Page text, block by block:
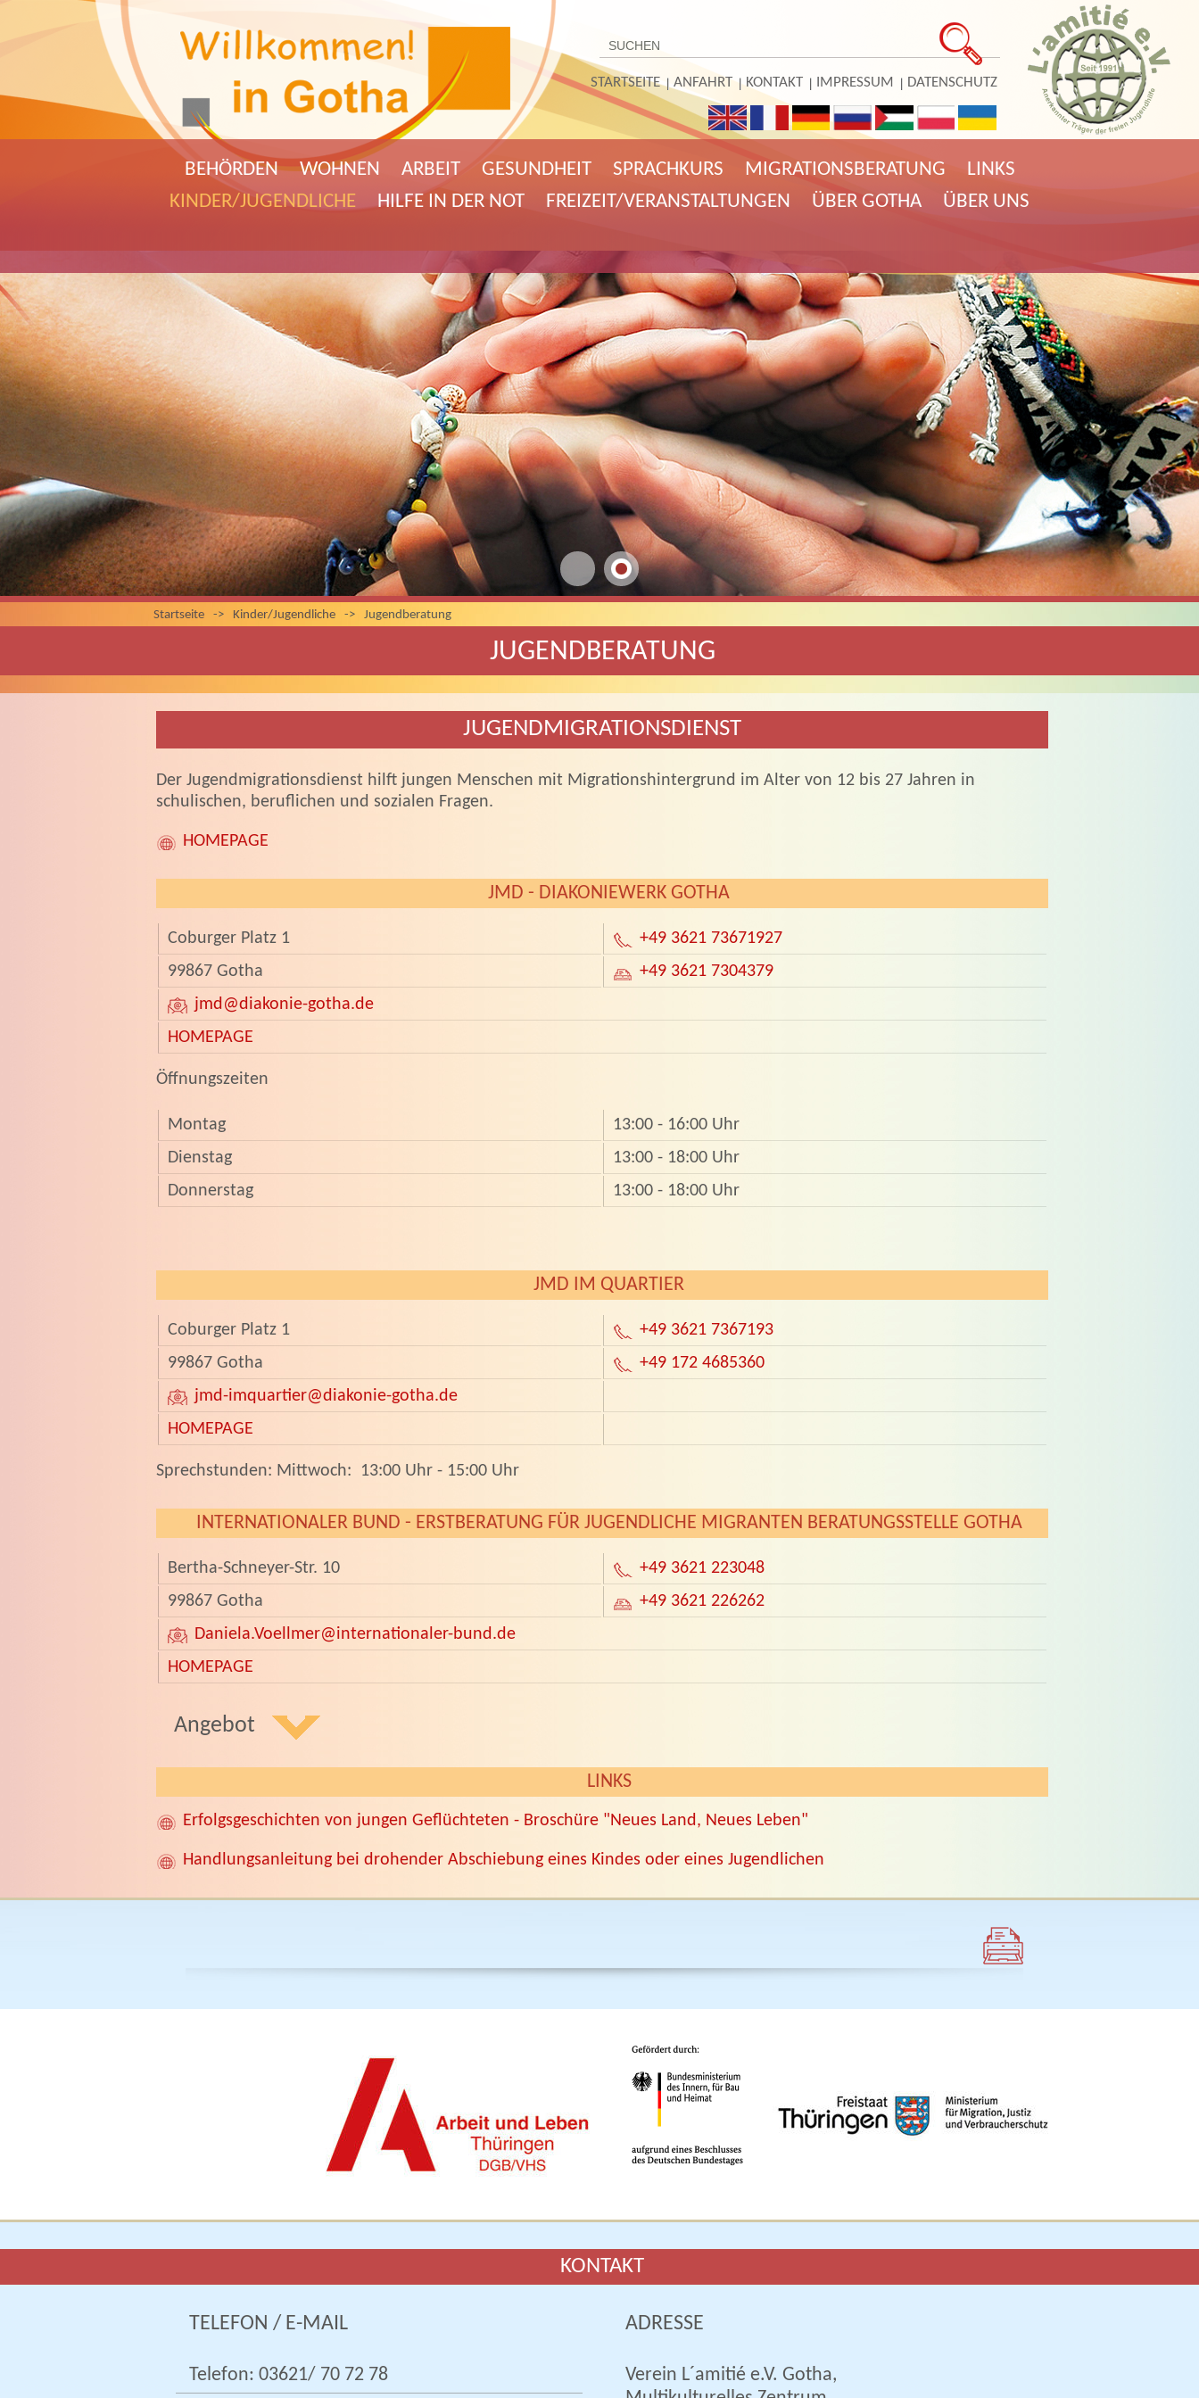
STARTSEITE ANFAHRT KONTAKT IMPRESSUM DATENSCHUTZ
BEHÖRDEN WOHNEN ARBEIT GESUNDHEIT SPRACHKURS MIGRATIONSBERATUNG
LINKS
KINDER/JUGENDLICHE
HILFE IN DER NOT FREIZEIT/VERANSTALTUNGEN ÜBER GOTHA ÜBER UNS
Startseite -> Kinder/Jugendliche -> Jugendberatung
JUGENDBERATUNG
JUGENDMIGRATIONSDIENST
Der Jugendmigrationsdienst hilft jungen Menschen mit Migrationshintergrund im Alter von 12 bis 27 Jahren in
schulischen, beruflichen und sozialen Fragen.
HOMEPAGE
JMD - DIAKONIEWERK GOTHA
Coburger Platz 1
+49 3621 73671927
99867 Gotha
+49 3621 7304379
jmd @diakonie-gotha.de
HOMEPAGE
­­Öffnungszeiten
Montag
13:00 - 16:00 Uhr
Dienstag
13:00 - 18:00 Uhr
Donnerstag
13:00 - 18:00 Uhr
JMD IM QUARTIER
Coburger Platz 1
+49 3621 7367193
99867 Gotha
+49 172 4685360
jmd-imquartier@diakonie-gotha.de
HOMEPAGE
­Sprechstunden: Mittwoch: 13:00 Uhr - 15:00 Uhr
INTERNATIONALER BUND - ERSTBERATUNG FÜR JUGENDLICHE MIGRANTEN BERATUNGSSTELLE GOTHA
Bertha-Schneyer-Str. 10
+49 3621 223048
99867 Gotha
+49 3621 226262
Daniela.Voellmer@internationaler-bund.de
HOMEPAGE
Angebot
LINKS
Erfolgsgeschichten von jungen Geflüchteten - Broschüre "Neues Land, Neues Leben"
Handlungsanleitung bei drohender Abschiebung eines Kindes oder eines Jugendlichen
KONTAKT
TELEFON / E-MAIL
Telefon: 03621/ 70 72 78
ADRESSE
Verein L´amitié e.V. Gotha,